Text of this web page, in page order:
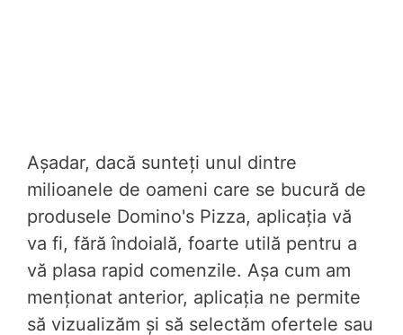
Așadar, dacă sunteți unul dintre
milioanele de oameni care se bucură de
produsele Domino's Pizza, aplicația vă
va fi, fără îndoială, foarte utilă pentru a
vă plasa rapid comenzile. Așa cum am
menționat anterior, aplicația ne permite
să vizualizăm și să selectăm ofertele sau